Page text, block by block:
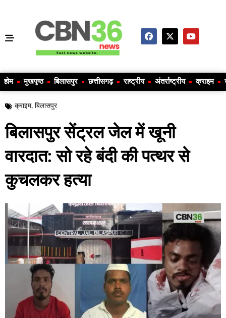
होम मुखपृष्ठ बिलासपुर छत्तीसगढ़ राष्ट्रीय अंतर्राष्ट्रीय क्राइम
क्राइम, बिलासपुर
बिलासपुर सेंट्रल जेल में खूनी
वारदात: सो रहे बंदी की पत्थर से
कुचलकर हत्या